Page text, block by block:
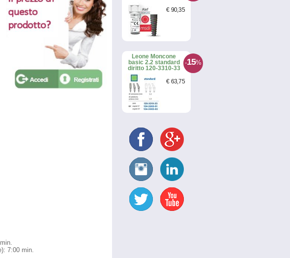
7:00 min.
€ 90,35
-15%
Leone Moncone
basic 2.2 standard
diritto 120-3310-33
€ 63 ,75